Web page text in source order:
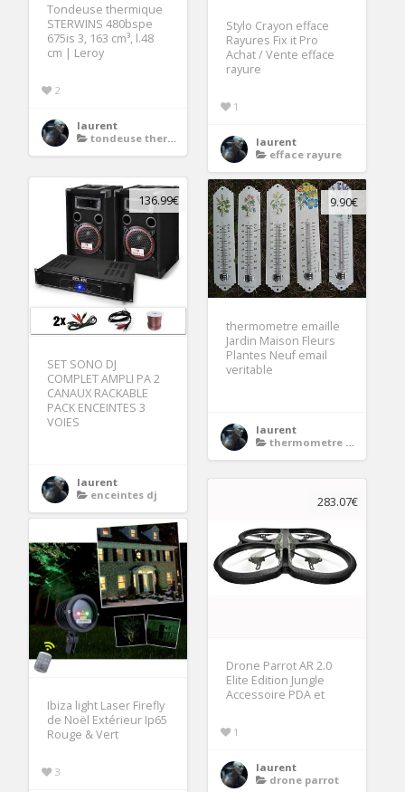
Tondeuse thermique
STERWINS 480bspe
675is 3, 163 cm³, l.48
cm | Leroy
2
laurent
tondeuse thermique demarrage electrique
Stylo Crayon efface
Rayures Fix it Pro
Achat / Vente efface
rayure
1
laurent
efface rayure
136.99€
SET SONO DJ
COMPLET AMPLI PA 2
CANAUX RACKABLE
PACK ENCEINTES 3
VOIES
laurent
enceintes dj
9.90€
thermometre emaille
Jardin Maison Fleurs
Plantes Neuf email
veritable
laurent
thermometre exterieur
283.07€
Drone Parrot AR 2.0
Elite Edition Jungle
Accessoire PDA et
1
laurent
drone parrot
Ibiza light Laser Firefly
de Noël Extérieur Ip65
Rouge & Vert
3